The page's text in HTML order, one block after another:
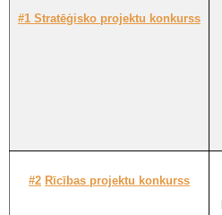
#1 Stratēģisko projektu konkurss
#2 Rīcības projektu konkurss